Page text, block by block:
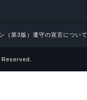
（第3版）遵守の宣言について